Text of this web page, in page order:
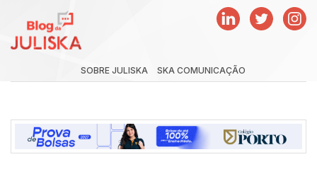
SOBRE JULISKA SKA COMUNICAÇÃO